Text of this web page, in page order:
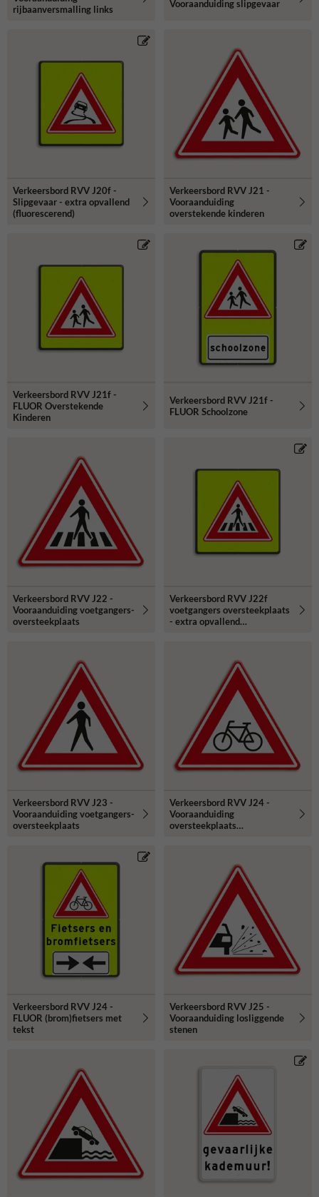
rijbaanversmalling links
Vooraanduiding slipgevaar
Verkeersbord RVV J20f -
Slipgevaar - extra opvallend
(fluorescerend)
Verkeersbord RVV J21 -
Vooraanduiding
overstekende kinderen
Verkeersbord RVV J21f -
FLUOR Overstekende
Kinderen
Verkeersbord RVV J21f -
FLUOR Schoolzone
Verkeersbord RVV J22 -
Vooraanduiding voetgangers-
oversteekplaats
Verkeersbord RVV J22f
voetgangers oversteekplaats
- extra opvallend
Verkeersbord RVV J23 -
Vooraanduiding voetgangers-
oversteekplaats
Verkeersbord RVV J24 -
Vooraanduiding
oversteekplaats
Verkeersbord RVV J24 -
FLUOR (brom)fietsers met
tekst
Verkeersbord RVV J25 -
Vooraanduiding losliggende
stenen